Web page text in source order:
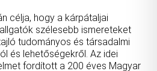
célja, hogy a kárpátaljai
szélesebb ismereteket
tudományos és társadalmi
és lehetőségekről. Az idei
fordított a 200 éves Magyar